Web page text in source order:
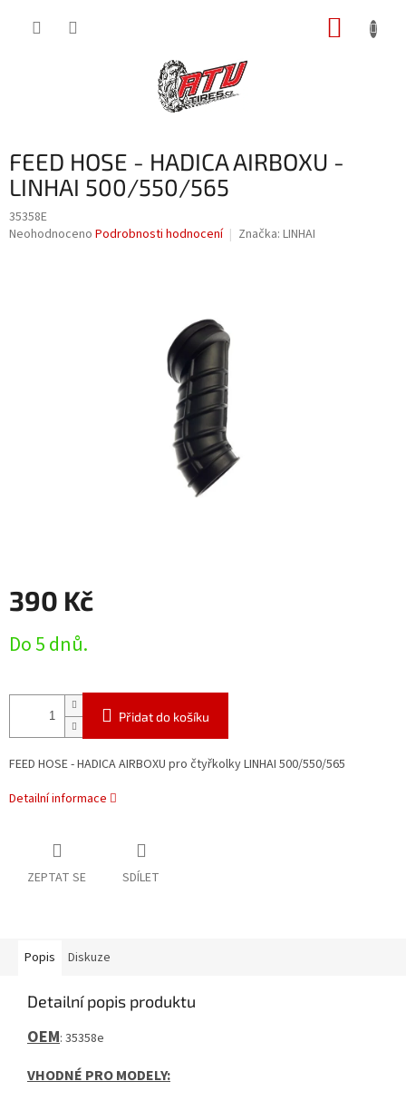
FEED HOSE - HADICA AIRBOXU -
LINHAI 500/550/565
35358E
Průměrné
Neohodnoceno Podrobnosti hodnocení Značka: LINHAI
390 Kč
cena:
Do 5 dnů.
Přidat do košíku
FEED HOSE - HADICA AIRBOXU pro čtyřkolky LINHAI 500/550/565
Detailní informace
ZEPTAT SE SDÍLET
Popis Diskuze
Detailní popis produktu
OEM: 35358e
VHODNÉ PRO MODELY: